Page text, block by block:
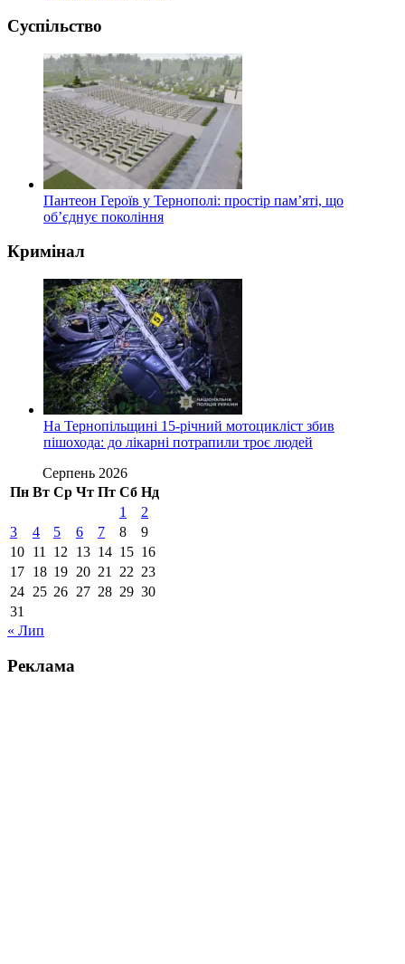
Суспільство
Пантеон Героїв у Тернополі: простір пам’яті, що
об’єднує покоління
Кримінал
На Тернопільщині 15-річний мотоцикліст збив
пішохода: до лікарні потрапили троє людей
Серпень 2026
Пн Вт Ср Чт Пт Сб Нд
1
2
3
4 5 6 7 8
9
10 11 12 13 14 15 16
17 18 19 20 21 22 23
24 25 26 27 28 29 30
31
« Лип
Реклама